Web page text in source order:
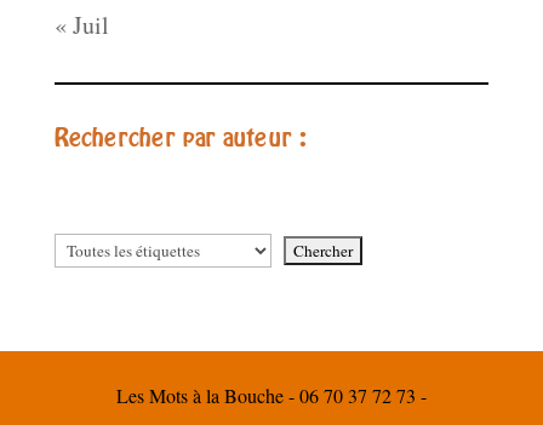
« Juil
Rechercher par auteur :
Les Mots à la Bouche - 06 70 37 72 73 -